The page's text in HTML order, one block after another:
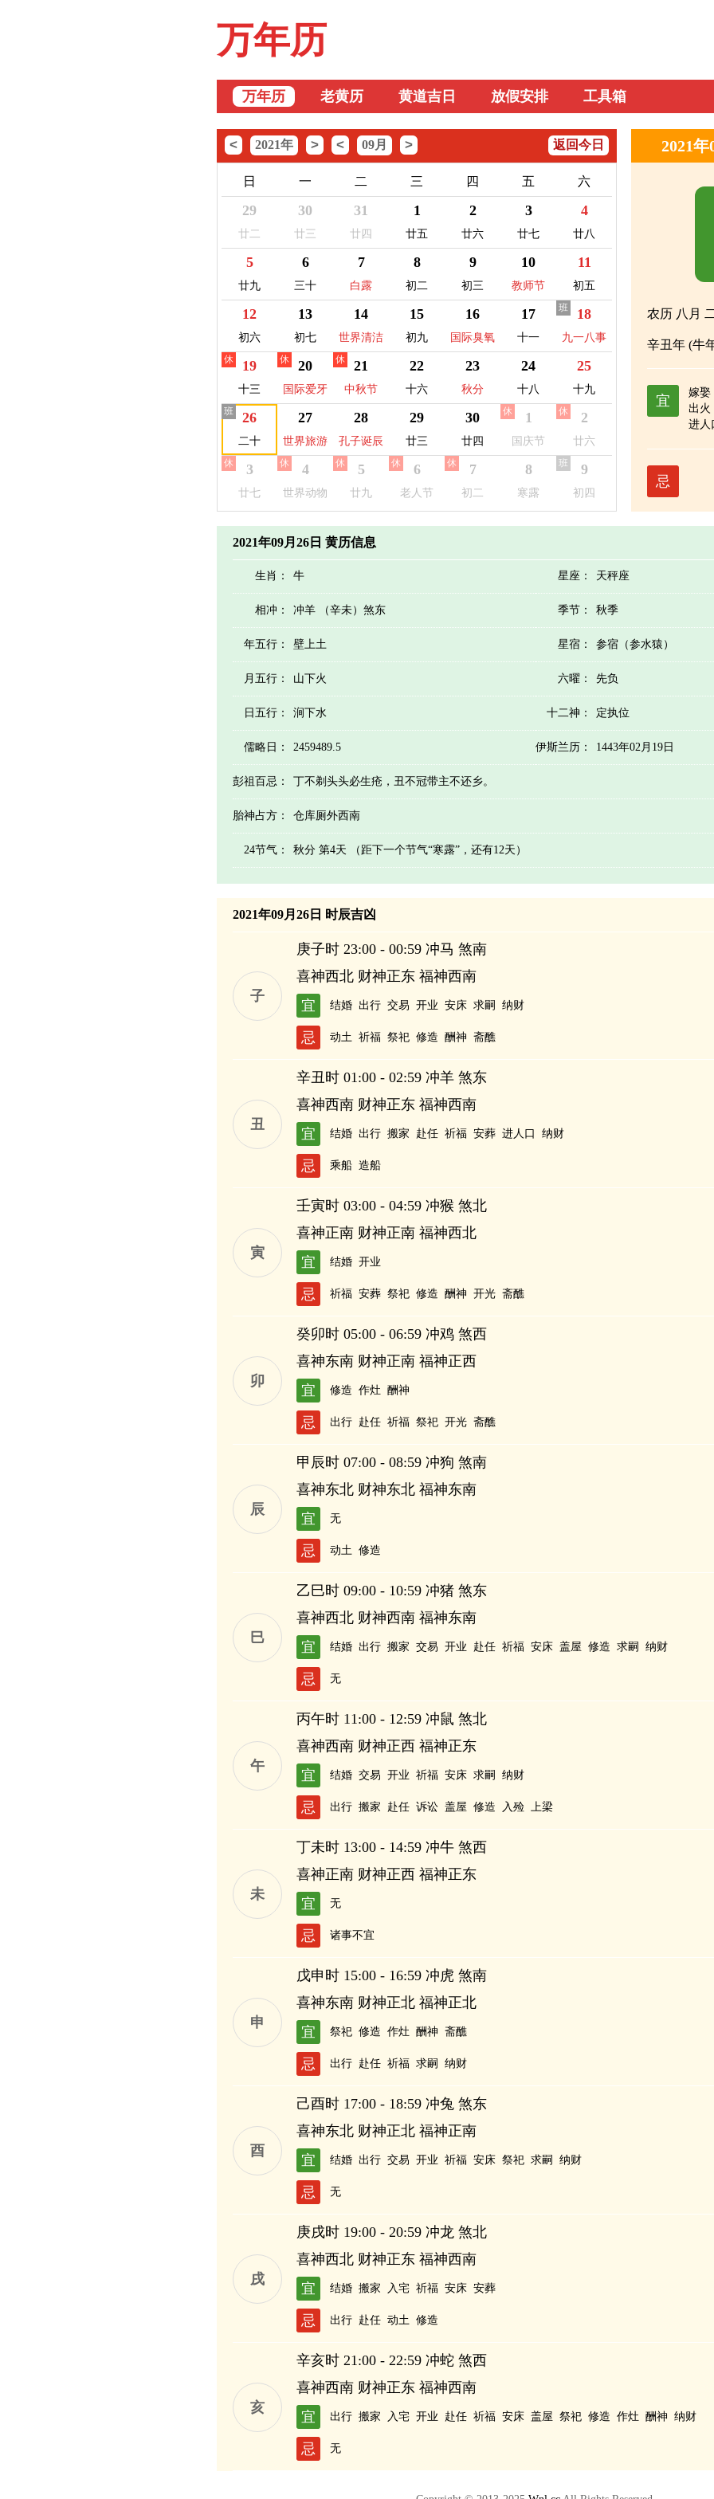
万年历
万年历 老黄历 黄道吉日 放假安排 工具箱
< 2021年 > < 09月 > 返回今日
日 一 二 三 四 五 六
29
廿二
30
廿三
31
廿四
1
廿五
2
廿六
3
廿七
4
廿八
5
廿九
6
三十
7
白露
8
初二
9
初三
10
教师节
11
初五
12
初六
13
初七
14
世界清洁
地球日
15
初九
16
国际臭氧
层保护日
17
十一
18
九一八事
变纪念日
班
19
十三
休 20
国际爱牙
日
休 21
中秋节
休 22
十六
23
秋分
24
十八
25
十九
26
二十
班 27
世界旅游
日
28
孔子诞辰
29
廿三
30
廿四
1
国庆节
休 2
廿六
休
3
廿七
休 4
世界动物
休 5
廿九
休 6
老人节
休 7
初二
休 8
寒露
9
初四
班
2021
农历 八月
辛丑年 (牛
宜
嫁娶
出火
进人
忌
2021年09月26日 黄历信息
生肖： 牛 星座： 天秤座
相冲： 冲羊 （辛未）煞东 季节： 秋季
年五行： 壁上土 星宿： 参宿（参水猿）
月五行： 山下火 六曜： 先负
日五行： 涧下水 十二神： 定执位
儒略日： 2459489.5 伊斯兰历： 1443年02月19日
彭祖百忌： 丁不剃头头必生疮，丑不冠带主不还乡。
胎神占方： 仓库厕外西南
24节气： 秋分 第4天 （距下一个节气“寒露”，还有12天）
2021年09月26日 时辰吉凶
子
庚子时 23:00 - 00:59 冲马 煞南
喜神西北 财神正东 福神西南
宜
结婚 出行 交易 开业 安床 求嗣 纳财
忌 动土 祈福 祭祀 修造 酬神 斋醮
丑
辛丑时 01:00 - 02:59 冲羊 煞东
喜神西南 财神正东 福神西南
宜
结婚 出行 搬家 赴任 祈福 安葬 进人口 纳财
忌 乘船 造船
寅
壬寅时 03:00 - 04:59 冲猴 煞北
喜神正南 财神正南 福神西北
宜
结婚 开业
忌 祈福 安葬 祭祀 修造 酬神 开光 斋醮
卯
癸卯时 05:00 - 06:59 冲鸡 煞西
喜神东南 财神正南 福神正西
宜
修造 作灶 酬神
忌 出行 赴任 祈福 祭祀 开光 斋醮
辰
甲辰时 07:00 - 08:59 冲狗 煞南
喜神东北 财神东北 福神东南
宜
无
忌 动土 修造
巳
乙巳时 09:00 - 10:59 冲猪 煞东
喜神西北 财神西南 福神东南
宜
结婚 出行 搬家 交易 开业 赴任 祈福 安床 盖屋 修造 求嗣 纳财
忌 无
午
丙午时 11:00 - 12:59 冲鼠 煞北
喜神西南 财神正西 福神正东
宜
结婚 交易 开业 祈福 安床 求嗣 纳财
忌 出行 搬家 赴任 诉讼 盖屋 修造 入殓 上梁
未
丁未时 13:00 - 14:59 冲牛 煞西
喜神正南 财神正西 福神正东
宜
无
忌 诸事不宜
申
戊申时 15:00 - 16:59 冲虎 煞南
喜神东南 财神正北 福神正北
宜
祭祀 修造 作灶 酬神 斋醮
忌 出行 赴任 祈福 求嗣 纳财
酉
己酉时 17:00 - 18:59 冲兔 煞东
喜神东北 财神正北 福神正南
宜
结婚 出行 交易 开业 祈福 安床 祭祀 求嗣 纳财
忌 无
戌
庚戌时 19:00 - 20:59 冲龙 煞北
喜神西北 财神正东 福神西南
宜
结婚 搬家 入宅 祈福 安床 安葬
忌 出行 赴任 动土 修造
亥
辛亥时 21:00 - 22:59 冲蛇 煞西
喜神西南 财神正东 福神西南
宜
出行 搬家 入宅 开业 赴任 祈福 安床 盖屋 祭祀 修造 作灶 酬神 纳财
忌 无